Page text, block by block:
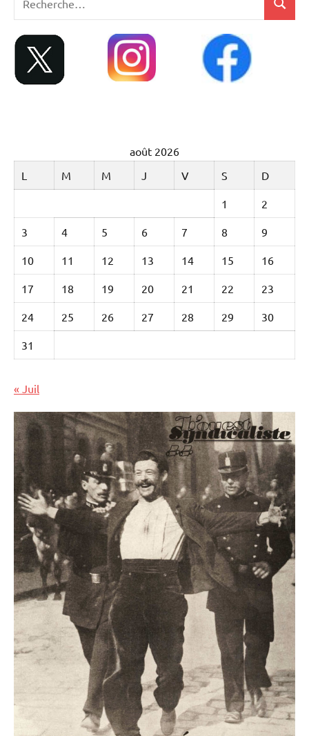
août 2026
L
M M J V S D
1 2
3 4 5 6 7 8 9
10 11 12 13 14 15 16
17 18 19 20 21 22 23
24 25 26 27 28 29 30
31
« Juil